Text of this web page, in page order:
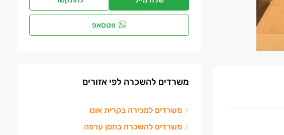
ווטסאפ
משרדים להשכרה לפי אזורים
משרדים למכירה בקרית אונו
משרדים להשכרה בחסן ערפה